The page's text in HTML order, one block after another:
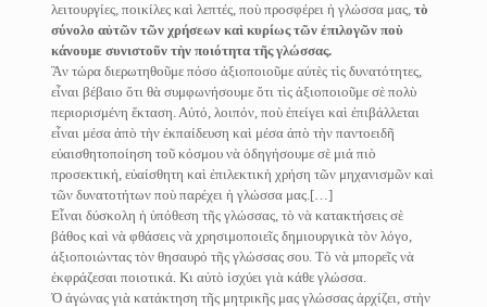
λειτουργίες, ποικίλες καὶ λεπτές, ποὺ προσφέρει ἡ γλώσσα μας,τὸ
σύνολο αὐτῶν τῶν χρήσεων καὶ κυρίως τῶν ἐπιλογῶν ποὺ
κάνουμε συνιστοῦν τὴν ποιότητα τῆς γλώσσας.
Ἂν τώρα διερωτηθοῦμε πόσο ἀξιοποιοῦμε αὐτὲς τὶς δυνατότητες,
εἶναι βέβαιο ὅτι θὰ συμφωνήσουμε ὅτι τὶς ἀξιοποιοῦμε σὲ πολὺ
περιορισμένη ἔκταση. Αὐτό, λοιπόν, ποὺ ἐπείγει καὶ ἐπιβάλλεται
εἶναι μέσα ἀπὸ τὴν ἐκπαίδευση καὶ μέσα ἀπὸ τὴν παντοειδῆ
εὐαισθητοποίηση τοῦ κόσμου νὰ ὁδηγήσουμε σὲ μιά πιὸ
προσεκτική, εὐαίσθητη καὶ ἐπιλεκτικὴ χρήση τῶν μηχανισμῶν καὶ
τῶν δυνατοτήτων ποὺ παρέχει ἡ γλώσσα μας.[…]
Εἶναι δύσκολη ἡ ὑπόθεση τῆς γλώσσας, τὸ νὰ κατακτήσεις σὲ
βάθος καὶ νὰ φθάσεις νὰ χρησιμοποιεῖς δημιουργικὰ τὸν λόγο,
ἀξιοποιώντας τὸν θησαυρό τῆς γλώσσας σου. Τὸ νὰ μπορεῖς νὰ
ἐκφράζεσαι ποιοτικά. Κι αὐτὸ ἰσχύει γιὰ κάθε γλώσσα.
Ὁ ἀγώνας γιὰ κατάκτηση τῆς μητρικῆς μας γλώσσας ἀρχίζει, στὴν